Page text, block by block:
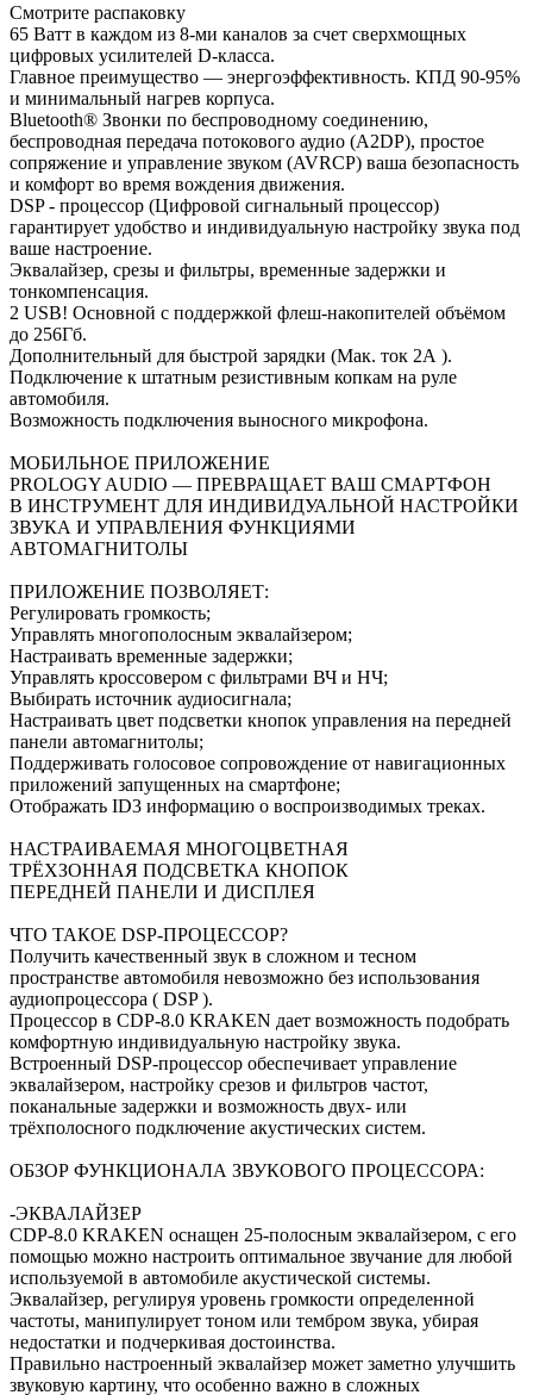
Смотрите распаковку
65 Ватт в каждом из 8-ми каналов за счет сверхмощных
цифровых усилителей D-класса.
Главное преимущество — энергоэффективность. КПД 90-95%
и минимальный нагрев корпуса.
Bluetooth® Звонки по беспроводному соединению,
беспроводная передача потокового аудио (A2DP), простое
сопряжение и управление звуком (AVRCP) ваша безопасность
и комфорт во время вождения движения.
DSP - процессор (Цифровой сигнальный процессор)
гарантирует удобство и индивидуальную настройку звука под
ваше настроение.
Эквалайзер, срезы и фильтры, временные задержки и
тонкомпенсация.
2 USB! Основной с поддержкой флеш‑накопителей объёмом
до 256Гб.
Дополнительный для быстрой зарядки (Мак. ток 2А ).
Подключение к штатным резистивным копкам на руле
автомобиля.
Возможность подключения выносного микрофона.
МОБИЛЬНОЕ ПРИЛОЖЕНИЕ
PROLOGY AUDIO — ПРЕВРАЩАЕТ ВАШ СМАРТФОН
В ИНСТРУМЕНТ ДЛЯ ИНДИВИДУАЛЬНОЙ НАСТРОЙКИ
ЗВУКА И УПРАВЛЕНИЯ ФУНКЦИЯМИ
АВТОМАГНИТОЛЫ
ПРИЛОЖЕНИЕ ПОЗВОЛЯЕТ:
Регулировать громкость;
Управлять многополосным эквалайзером;
Настраивать временные задержки;
Управлять кроссовером с фильтрами ВЧ и НЧ;
Выбирать источник аудиосигнала;
Настраивать цвет подсветки кнопок управления на передней
панели автомагнитолы;
Поддерживать голосовое сопровождение от навигационных
приложений запущенных на смартфоне;
Отображать ID3 информацию о воспроизводимых треках.
НАСТРАИВАЕМАЯ МНОГОЦВЕТНАЯ
ТРЁХЗОННАЯ ПОДСВЕТКА КНОПОК
ПЕРЕДНЕЙ ПАНЕЛИ И ДИСПЛЕЯ
ЧТО ТАКОЕ DSP-ПРОЦЕССОР?
Получить качественный звук в сложном и тесном
пространстве автомобиля невозможно без использования
аудиопроцессора ( DSP ).
Процессор в CDP-8.0 KRAKEN дает возможность подобрать
комфортную индивидуальную настройку звука.
Встроенный DSP-процессор обеспечивает управление
эквалайзером, настройку срезов и фильтров частот,
поканальные задержки и возможность двух- или
трёхполосного подключение акустических систем.
ОБЗОР ФУНКЦИОНАЛА ЗВУКОВОГО ПРОЦЕССОРА:
-ЭКВАЛАЙЗЕР
CDP-8.0 KRAKEN оснащен 25-полосным эквалайзером, с его
помощью можно настроить оптимальное звучание для любой
используемой в автомобиле акустической системы.
Эквалайзер, регулируя уровень громкости определенной
частоты, манипулирует тоном или тембром звука, убирая
недостатки и подчеркивая достоинства.
Правильно настроенный эквалайзер может заметно улучшить
звуковую картину, что особенно важно в сложных